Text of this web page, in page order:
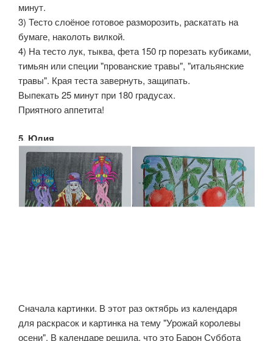
минут.
3) Тесто слоёное готовое разморозить, раскатать на
бумаге, наколоть вилкой.
4) На тесто лук, тыква, фета 150 гр порезать кубиками,
тимьян или специи "прованские травы", "итальянские
травы". Края теста завернуть, защипать.
Выпекать 25 минут при 180 градусах.
Приятного аппетита!
5. Юлия
Сначала картинки. В этот раз октябрь из календаря
для раскрасок и картинка на тему "Урожай королевы
осени". В календаре решила, что это Барон Суббота